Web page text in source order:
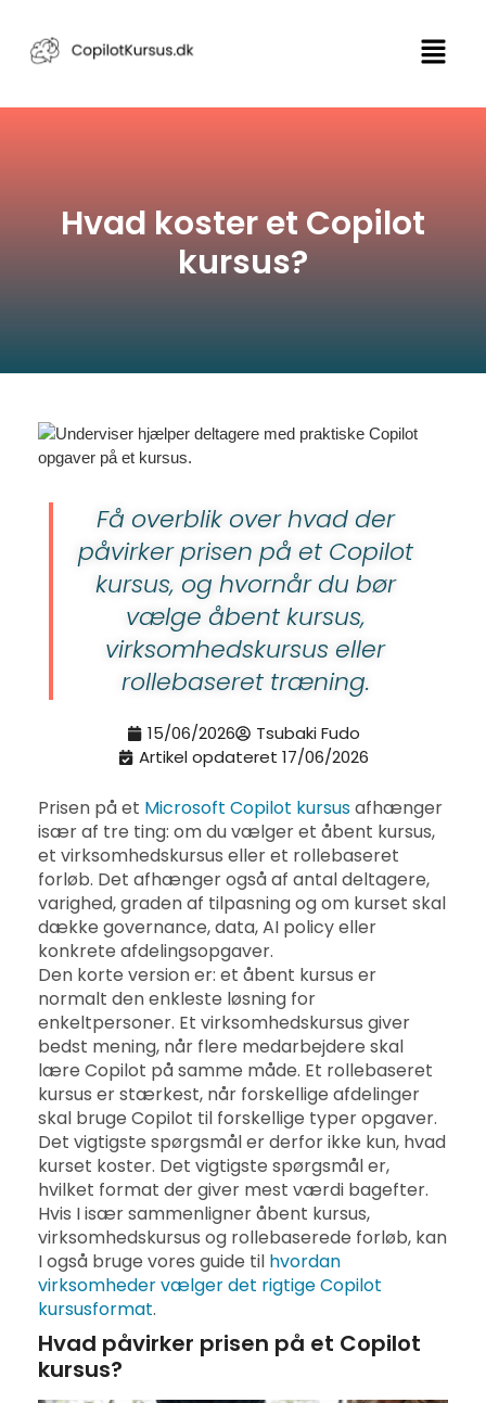
Hvad koster et Copilot
kursus?
Få overblik over hvad der
påvirker prisen på et Copilot
kursus, og hvornår du bør
vælge åbent kursus,
virksomhedskursus eller
rollebaseret træning.
15/06/2026
Tsubaki Fudo
Artikel opdateret 17/06/2026
Prisen på et Microsoft Copilot kursusafhænger
især af tre ting: om du vælger et åbent kursus,
et virksomhedskursus eller et rollebaseret
forløb. Det afhænger også af antal deltagere,
varighed, graden af tilpasning og om kurset skal
dække governance, data, AI policy eller
konkrete afdelingsopgaver.
Den korte version er: et åbent kursus er
normalt den enkleste løsning for
enkeltpersoner. Et virksomhedskursus giver
bedst mening, når flere medarbejdere skal
lære Copilot på samme måde. Et rollebaseret
kursus er stærkest, når forskellige afdelinger
skal bruge Copilot til forskellige typer opgaver.
Det vigtigste spørgsmål er derfor ikke kun, hvad
kurset koster. Det vigtigste spørgsmål er,
hvilket format der giver mest værdi bagefter.
Hvis I især sammenligner åbent kursus,
virksomhedskursus og rollebaserede forløb, kan
I også bruge vores guide til hvordan
virksomheder vælger det rigtige Copilot
kursusformat.
Hvad påvirker prisen på et Copilot
kursus?